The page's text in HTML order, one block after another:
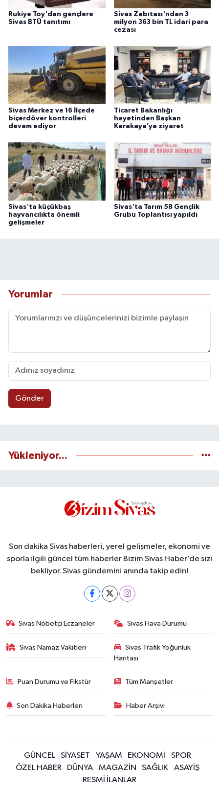
Rukiye Toy'dan gençlere
Sivas BTÜ tanıtımı
Sivas Zabıtası'ndan 3
milyon 363 bin TL idari para
cezası
Sivas Merkez ve 16 İlçede
biçerdöver kontrolleri
devam ediyor
Ticaret Bakanlığı
heyetinden Başkan
Karakaya’ya ziyaret
Sivas'ta küçükbaş
hayvancılıkta önemli
gelişmeler
Sivas'ta Tarım 58 Gençlik
Grubu Toplantısı yapıldı
Yorumlar
Gönder
Yükleniyor...
Son dakika Sivas haberleri, yerel gelişmeler, ekonomi ve
sporla ilgili güncel tüm haberler Bizim Sivas Haber’de sizi
bekliyor. Sivas gündemini anında takip edin!
Sivas Nöbetçi Eczaneler Sivas Hava Durumu
Sivas Namaz Vakitleri
Sivas Trafik Yoğunluk
Haritası
Puan Durumu ve Fikstür Tüm Manşetler
Son Dakika Haberleri Haber Arşivi
GÜNCEL SİYASET YAŞAM EKONOMİ
SPOR
ÖZEL HABER
DÜNYA MAGAZİN SAĞLIK
ASAYİŞ
RESMİ İLANLAR